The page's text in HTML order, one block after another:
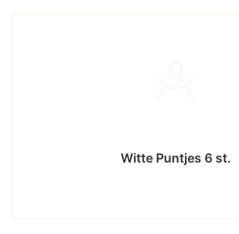
Witte Puntjes 6 st.